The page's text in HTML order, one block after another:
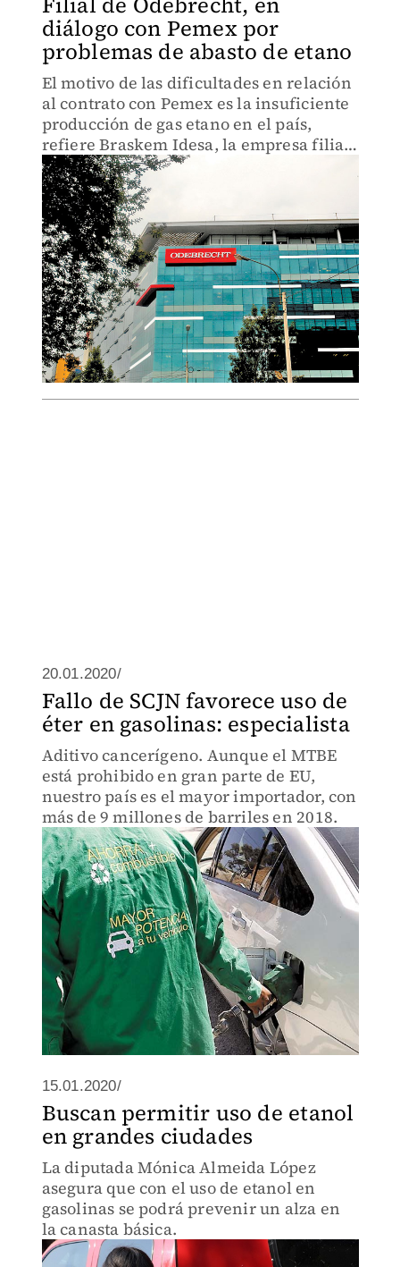
diálogo con Pemex por
problemas de abasto de etano
El motivo de las dificultades en relación
al contrato con Pemex es la insuficiente
producción de gas etano en el país,
refiere Braskem Idesa, la empresa filial
de la brasileña.
20.01.2020/
Fallo de SCJN favorece uso de
éter en gasolinas: especialista
Aditivo cancerígeno. Aunque el MTBE
está prohibido en gran parte de EU,
nuestro país es el mayor importador, con
más de 9 millones de barriles en 2018.
15.01.2020/
Buscan permitir uso de etanol
en grandes ciudades
La diputada Mónica Almeida López
asegura que con el uso de etanol en
gasolinas se podrá prevenir un alza en
la canasta básica.